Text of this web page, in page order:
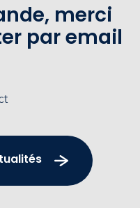
merci
par email